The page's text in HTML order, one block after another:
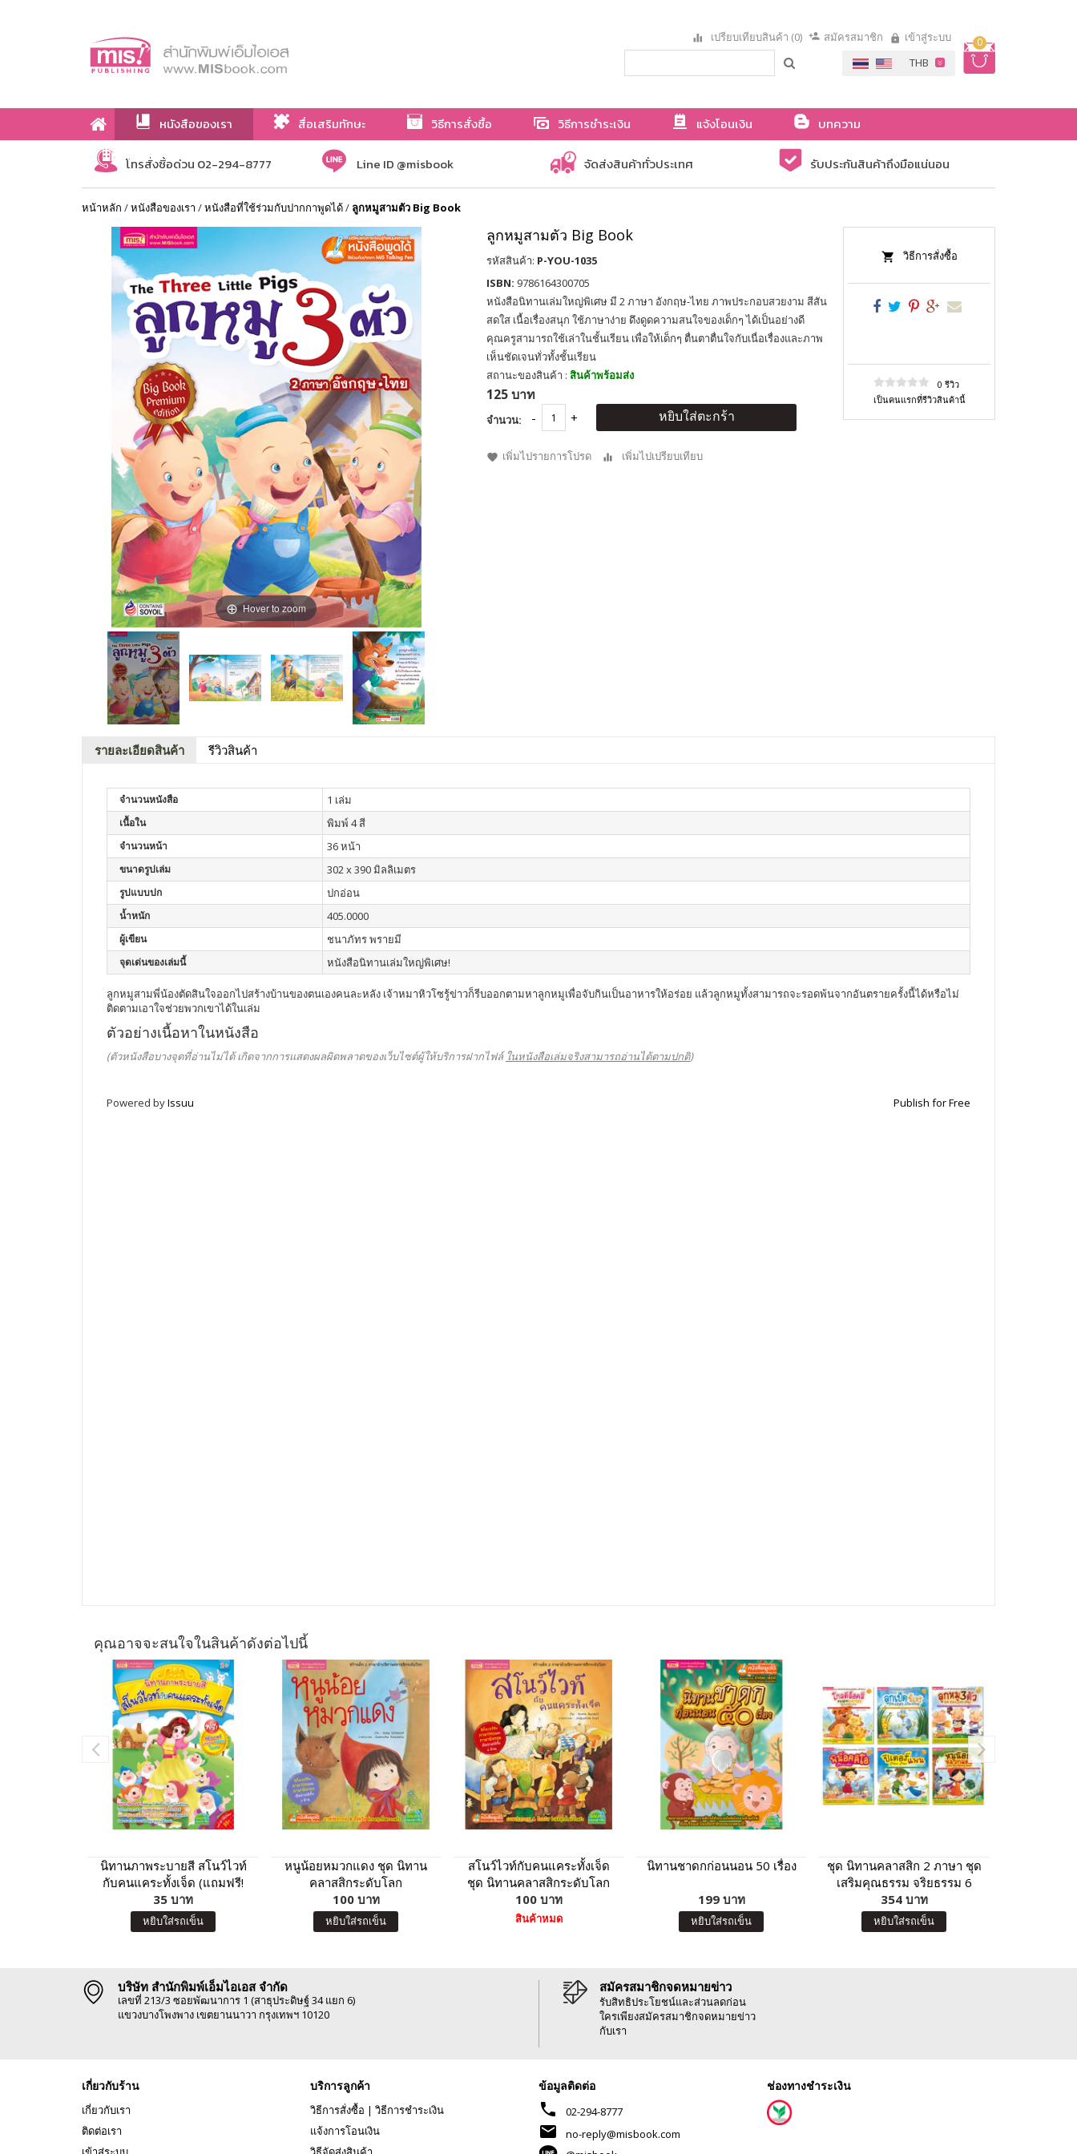
0
เปรียบเทียบสินค้า (0) สมัครสมาชิก เข้าสู่ระบบ
หนังสือของเรา สื่อเสริมทักษะ วิธีการสั่งซื้อ วิธีการชำระเงิน แจ้งโอนเงิน
บทความ
เกี่ยวกับเรา
โทรสั่งซื้อด่วน 02-294-8777 Line ID @misbook จัดส่งสินค้าทั่วประเทศ รับประกันสินค้าถึงมือแน่นอน
หน้าหลัก /หนังสือของเรา /หนังสือที่ใช้ร่วมกับปากกาพูดได้/ ลูกหมูสามตัว Big Book
Hover to zoom
ลูกหมูสามตัว Big Book
รหัสสินค้า: P-YOU-1035
ISBN: 9786164300705
หนังสือนิทานเล่มใหญ่พิเศษ มี 2 ภาษา อังกฤษ-ไทย ภาพประกอบสวยงาม สีสัน
สดใส เนื้อเรื่องสนุก ใช้ภาษาง่าย ดึงดูดความสนใจของเด็กๆ ได้เป็นอย่างดี
คุณครูสามารถใช้เล่าในชั้นเรียน เพื่อให้เด็กๆ ตื่นตาตื่นใจกับเนื่อเรื่องและภาพ
เห็นชัดเจนทั่วทั้งชั้นเรียน
สถานะของสินค้า : สินค้าพร้อมส่ง
125 บาท
จำนวน: หยิบใส่ตะกร้า
เพิ่มไปรายการโปรด เพิ่มไปเปรียบเทียบ
วิธีการสั่งซื้อ
0 รีวิว
เป็นคนแรกที่รีวิวสินค้านี้
รายละเอียดสินค้า รีวิวสินค้า
จำนวนหนังสือ 1 เล่ม
เนื้อใน พิมพ์ 4 สี
จำนวนหน้า 36 หน้า
ขนาดรูปเล่ม 302 x 390 มิลลิเมตร
รูปแบบปก ปกอ่อน
น้ำหนัก 405.0000
ผู้เขียน ชนาภัทร พรายมี
จุดเด่นของเล่มนี้ หนังสือนิทานเล่มใหญ่พิเศษ!
ลูกหมูสามพี่น้องตัดสินใจออกไปสร้างบ้านของตนเองคนละหลัง เจ้าหมาหิวโซรู้ข่าวก็รีบออกตามหาลูกหมูเพื่อจับกินเป็นอาหารให้อร่อย แล้วลูกหมูทั้งสามารถจะรอดพ้นจากอันตรายครั้งนี้ได้หรือไม่
ติดตามเอาใจช่วยพวกเขาได้ในเล่ม
ตัวอย่างเนื้อหาในหนังสือ
(ตัวหนังสือบางจุดที่อ่านไม่ได้ เกิดจากการแสดงผลผิดพลาดของเว็บไซต์ผู้ให้บริการฝากไฟล์ ในหนังสือเล่มจริงสามารถอ่านได้ตามปกติ)
Powered byIssuu Publish for Free
คุณอาจจะสนใจในสินค้าดังต่อไปนี้
นิทานภาพระบายสี สโนว์ไวท์
กับคนแคระทั้งเจ็ด (แถมฟรี!
สติกเกอร์)
35 บาท
หยิบใส่รถเข็น
หนูน้อยหมวกแดง ชุด นิทาน
คลาสสิกระดับโลก
100 บาท
หยิบใส่รถเข็น
สโนว์ไวท์กับคนแคระทั้งเจ็ด
ชุด นิทานคลาสสิกระดับโลก
100 บาท
สินค้าหมด
นิทานชาดกก่อนนอน 50 เรื่อง
199 บาท
หยิบใส่รถเข็น
ชุด นิทานคลาสสิก 2 ภาษา ชุด
เสริมคุณธรรม จริยธรรม 6
เล่ม
354 บาท
หยิบใส่รถเข็น
บริษัท สำนักพิมพ์เอ็มไอเอส จำกัด
เลขที่ 213/3 ซอยพัฒนาการ 1 (สาธุประดิษฐ์ 34 แยก 6)
แขวงบางโพงพาง เขตยานนาวา กรุงเทพฯ 10120
สมัครสมาชิกจดหมายข่าว
รับสิทธิประโยชน์และส่วนลดก่อน
ใครเพียงสมัครสมาชิกจดหมายข่าว
กับเรา
เกี่ยวกับร้าน
เกี่ยวกับเรา
ติดต่อเรา
บริการลูกค้า
วิธีการสั่งซื้อ | วิธีการชำระเงิน
แจ้งการโอนเงิน
ข้อมูลติดต่อ
phone 02-294-8777
mail
no-reply@misbook.com
ช่องทางชำระเงิน